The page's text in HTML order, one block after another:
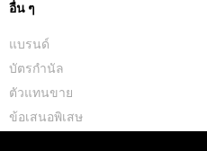
อื่น ๆ
แบรนด์
บัตรกำนัล
ตัวแทนขาย
ข้อเสนอพิเสษ